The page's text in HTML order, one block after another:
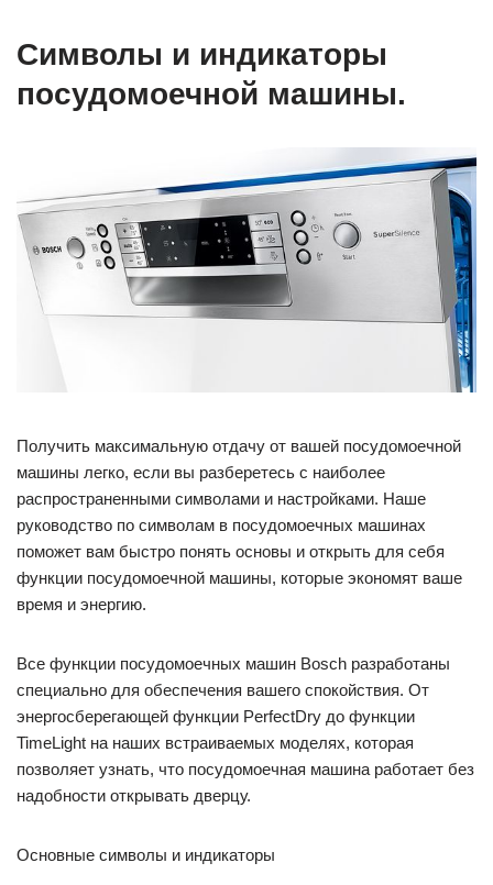
Символы и индикаторы
посудомоечной машины.
Получить максимальную отдачу от вашей посудомоечной
машины легко, если вы разберетесь с наиболее
распространенными символами и настройками. Наше
руководство по символам в посудомоечных машинах
поможет вам быстро понять основы и открыть для себя
функции посудомоечной машины, которые экономят ваше
время и энергию.
Все функции посудомоечных машин Bosch разработаны
специально для обеспечения вашего спокойствия. От
энергосберегающей функции PerfectDry до функции
TimeLight на наших встраиваемых моделях, которая
позволяет узнать, что посудомоечная машина работает без
надобности открывать дверцу.
Основные символы и индикаторы